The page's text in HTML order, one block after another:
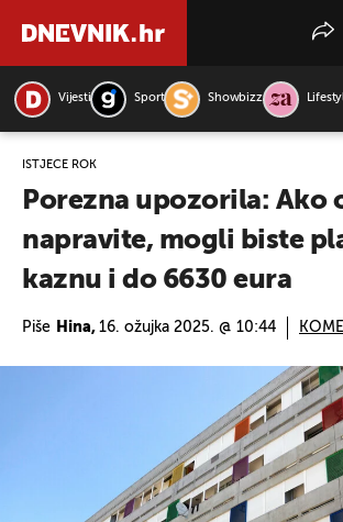
Vijesti Sport Showbizz
ISTJEČE ROK
Porezna upozorila: Ako
napravite, mogli biste
kaznu i do 6630 eura
Piše Hina, 16. ožujka 2025. @ 10:44
PRETRAŽITE VIJESTI